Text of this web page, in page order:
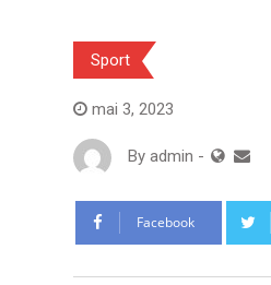
Sport
mai 3, 2023
By admin -
Facebook